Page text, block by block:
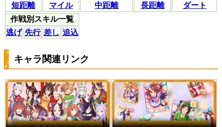
短距離
マイル 中距離 長距離
ダート
作戦別スキル一覧
逃げ 先行 差し 追込
キャラ関連リンク